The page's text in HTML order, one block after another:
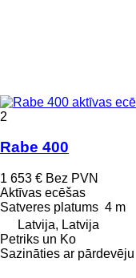
2
Rabe 400
1 653 € Bez PVN
Aktīvas ecēšas
Satveres platums 4 m
Latvija, Latvija
Petriks un Ko
Sazināties ar pārdevēju